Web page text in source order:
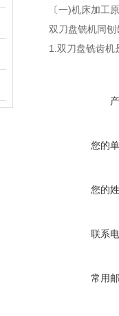
〔一)机床加工
双刀盘铣机同刨
1.双刀盘铣齿机
您的
您的
联系
常用